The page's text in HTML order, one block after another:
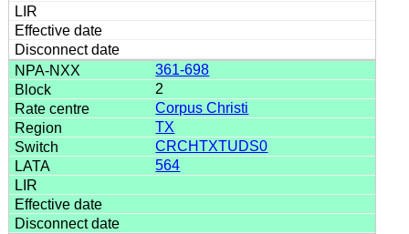
361-698
2
Corpus Christi
TX
CRCHTXTUDS0
564